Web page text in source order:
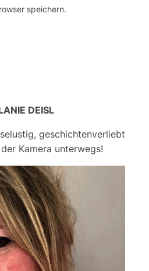
speichern.
DEISL
geschichtenverliebt
Kamera unterwegs!